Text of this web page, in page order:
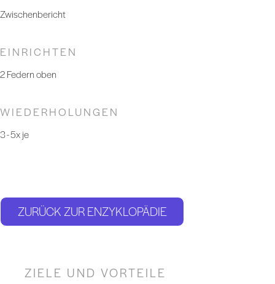
Zwischenbericht
EINRICHTEN
2 Federn oben
WIEDERHOLUNGEN
3 - 5x je
ZURÜCK ZUR ENZYKLOPÄDIE
ZIELE UND VORTEILE